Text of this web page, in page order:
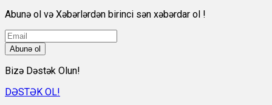
Abunə ol və Xəbərlərdən birinci sən xəbərdar ol !
Abunə ol
Bizə Dəstək Olun!
DƏSTƏK OL!